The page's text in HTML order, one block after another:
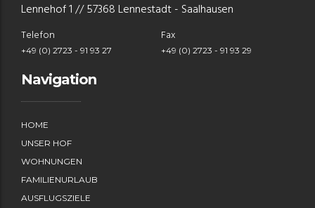
Lennehof 1 // 57368 Lennestadt - Saalhausen
Telefon
+49 (0) 2723 - 91 93 27
Fax
+49 (0) 2723 - 91 93 29
Navigation
HOME
UNSER HOF
WOHNUNGEN
FAMILIENURLAUB
AUSFLUGSZIELE